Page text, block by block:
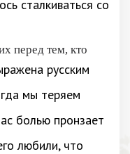
сталкиваться со
перед тем, кто
русским
мы теряем
болью пронзает
любили, что